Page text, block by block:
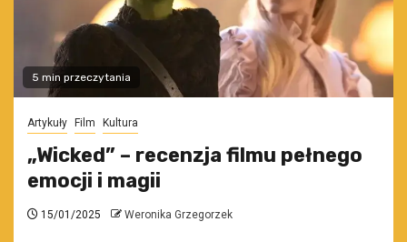
5 min przeczytania
Artykuły Film Kultura
„Wicked” – recenzja filmu pełnego
emocji i magii
15/01/2025 Weronika Grzegorzek